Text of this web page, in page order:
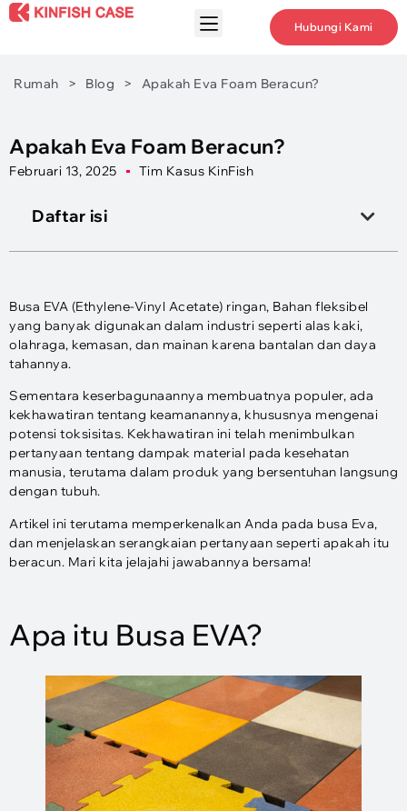
Hubungi Kami
Rumah > Blog > Apakah Eva Foam Beracun?
Apakah Eva Foam Beracun?
Februari 13, 2025 Tim Kasus KinFish
Daftar isi
Busa EVA (Ethylene-Vinyl Acetate) ringan, Bahan fleksibel
yang banyak digunakan dalam industri seperti alas kaki,
olahraga, kemasan, dan mainan karena bantalan dan daya
tahannya.
Sementara keserbagunaannya membuatnya populer, ada
kekhawatiran tentang keamanannya, khususnya mengenai
potensi toksisitas. Kekhawatiran ini telah menimbulkan
pertanyaan tentang dampak material pada kesehatan
manusia, terutama dalam produk yang bersentuhan langsung
dengan tubuh.
Artikel ini terutama memperkenalkan Anda pada busa Eva,
dan menjelaskan serangkaian pertanyaan seperti apakah itu
beracun. Mari kita jelajahi jawabannya bersama!
Apa itu Busa EVA?